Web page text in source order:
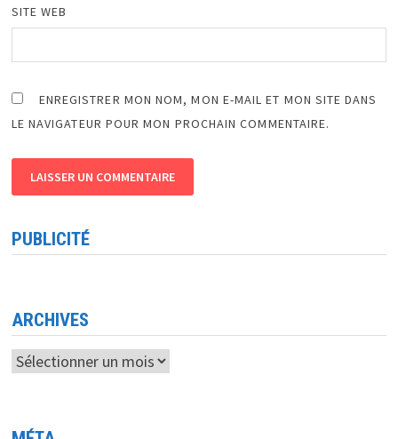
SITE WEB
ENREGISTRER MON NOM, MON E-MAIL ET MON SITE DANS
LE NAVIGATEUR POUR MON PROCHAIN COMMENTAIRE.
PUBLICITÉ
ARCHIVES
Archives